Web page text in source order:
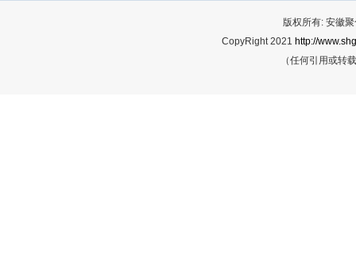
版权所有: 安徽
CopyRight 2021 http://
（任何引用或转